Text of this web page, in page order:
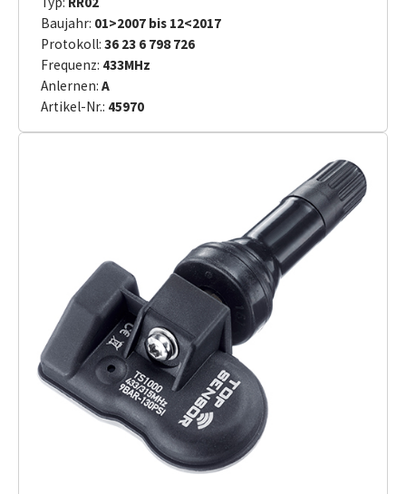
Baujahr: 01>2007 bis 12<2017
Protokoll: 36 23 6 798 726
Frequenz: 433MHz
Anlernen: A
Artikel-Nr.: 45970